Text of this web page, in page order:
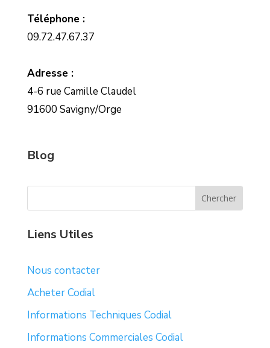
Téléphone :
09.72.47.67.37
Adresse :
4-6 rue Camille Claudel
91600 Savigny/Orge
Blog
Liens Utiles
Nous contacter
Acheter Codial
Informations Techniques Codial
Informations Commerciales Codial